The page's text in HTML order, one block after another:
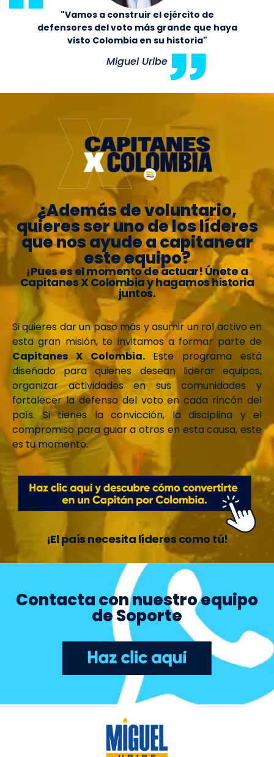
"Vamos a construir el ejército de
defensores del voto más grande que haya
visto Colombia en su historia"
Miguel Uribe
¿Además de voluntario,
quieres ser uno de los líderes
que nos ayude a capitanear
este equipo?
¡Pues es el momento de actuar! Únete a
Capitanes X Colombia y hagamos historia
juntos.
Si quieres dar un paso más y asumir un rol activo en
esta gran misión, te invitamos a formar parte de
Capitanes X Colombia.Este programa está
diseñado para quienes desean liderar equipos,
organizar actividades en sus comunidades y
fortalecer la defensa del voto en cada rincón del
país. Si tienes la convicción, la disciplina y el
compromiso para guiar a otros en esta causa, este
es tu momento.
¡El país necesita líderes como tú!
Contacta con nuestro equipo
de Soporte